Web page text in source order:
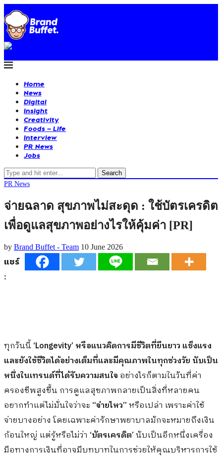
Home
News
Digital
Insight
Creativity
Foods – Life
Interview
PR News
Jobs
Search
PR News
จ่ายฉลาด สุขภาพไม่สะดุด : ใช้บัตรเครดิต
เพื่อดูแลสุขภาพอย่างไรให้คุ้มค่า [PR]
by Brand Buffet - Team 10 June 2026
แชร์
:
ทุกวันนี้ ‘Longevity’ หรือแนวคิดการมีชีวิตที่ยืนยาว แข็งแรง
และยังใช้ชีวิตได้อย่างเต็มที่และมีคุณภาพในทุกช่วงวัย นับเป็น
หนึ่งในเทรนด์ที่ได้รับความสนใจ อย่างไรก็ตามในวันที่ค่า
ครองชีพสูงขึ้น การดูแลสุขภาพกลายเป็นสิ่งที่หลายคน
อยากทำแต่ไม่มั่นใจว่าจะ “จ่ายไหว”หรือเปล่า เพราะค่าใช้
จ่ายบางอย่าง โดยเฉพาะค่ารักษาพยาบาลมักจะหมายถึงเงิน
ก้อนใหญ่ แต่รู้หรือไม่ว่า ‘บัตรเครดิต’นับเป็นอีกหนึ่งเครื่อง
มือทางการเงินที่อาจมีบทบาทในการช่วยให้คุณบริหารการใช้